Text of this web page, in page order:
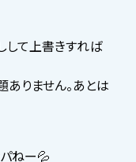
して上書きすれば
りません。あとは
ねー💦